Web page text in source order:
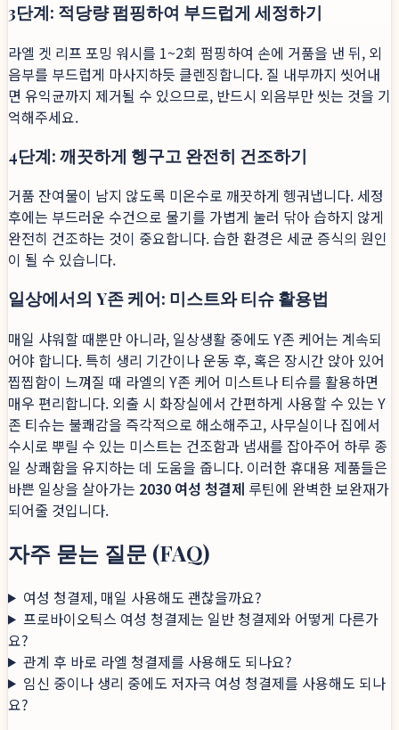
3단계: 적당량 펌핑하여 부드럽게 세정하기
라엘 겟 리프 포밍 워시를 1~2회 펌핑하여 손에 거품을 낸 뒤, 외
음부를 부드럽게 마사지하듯 클렌징합니다. 질 내부까지 씻어내
면 유익균까지 제거될 수 있으므로, 반드시 외음부만 씻는 것을 기
억해주세요.
4단계: 깨끗하게 헹구고 완전히 건조하기
거품 잔여물이 남지 않도록 미온수로 깨끗하게 헹궈냅니다. 세정
후에는 부드러운 수건으로 물기를 가볍게 눌러 닦아 습하지 않게
완전히 건조하는 것이 중요합니다. 습한 환경은 세균 증식의 원인
이 될 수 있습니다.
일상에서의 Y존 케어: 미스트와 티슈 활용법
매일 샤워할 때뿐만 아니라, 일상생활 중에도 Y존 케어는 계속되
어야 합니다. 특히 생리 기간이나 운동 후, 혹은 장시간 앉아 있어
찝찝함이 느껴질 때 라엘의 Y존 케어 미스트나 티슈를 활용하면
매우 편리합니다. 외출 시 화장실에서 간편하게 사용할 수 있는 Y
존 티슈는 불쾌감을 즉각적으로 해소해주고, 사무실이나 집에서
수시로 뿌릴 수 있는 미스트는 건조함과 냄새를 잡아주어 하루 종
일 상쾌함을 유지하는 데 도움을 줍니다. 이러한 휴대용 제품들은
바쁜 일상을 살아가는 2030 여성 청결제 루틴에 완벽한 보완재가
되어줄 것입니다.
자주 묻는 질문 (FAQ)
여성 청결제, 매일 사용해도 괜찮을까요?
프로바이오틱스 여성 청결제는 일반 청결제와 어떻게 다른가
요?
관계 후 바로 라엘 청결제를 사용해도 되나요?
임신 중이나 생리 중에도 저자극 여성 청결제를 사용해도 되나
요?